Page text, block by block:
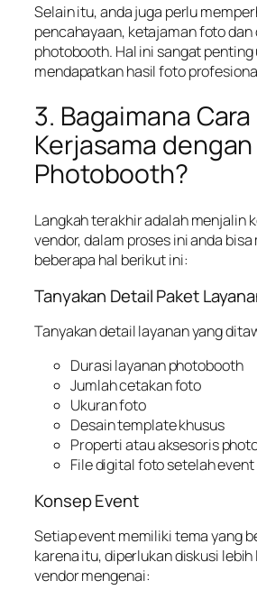
Selain itu, anda juga perlu
pencahayaan, ketajaman foto
photobooth. Hal ini sangat
mendapatkan hasil foto
3. Bagaimana Cara
Kerjasama
Photobooth?
Langkah terakhir adalah menjalin
vendor, dalam proses ini anda
beberapa hal berikut ini:
Tanyakan Detail Paket
Tanyakan detail layanan yang
Durasi layanan photobooth
Jumlah cetakan foto
Ukuran foto
Desain template khusus
Properti atau aksesoris
File digital foto setelah event
Konsep Event
Setiap event memiliki tema yang
karena itu, diperlukan diskusi
vendor mengenai: